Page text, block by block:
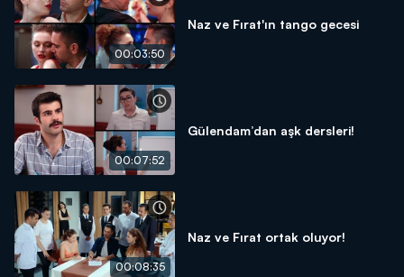
00:03:50
Naz ve Fırat'ın tango gecesi
00:07:52
Gülendam’dan aşk dersleri!
00:08:35
Naz ve Fırat ortak oluyor!